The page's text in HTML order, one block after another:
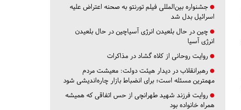
جشنواره بین‌المللی فیلم تورنتو به صحنه اعتراض علیه
اسرائیل بدل شد
چین در حال بلعیدن انرژی آسیاچین در حال بلعیدن
انرژی آسیا
روایت روحانی از کلاه گشاد در مذاکرات
رهبرانقلاب در دیدار هیئت دولت: معیشت مردم
مهمترین مسئله است؛ برای انضباط بازار چاره‌اندیشی شود
روایت فرزند شهید طهرانچی از حس اتفاقی که همیشه
همراه خانواده بود